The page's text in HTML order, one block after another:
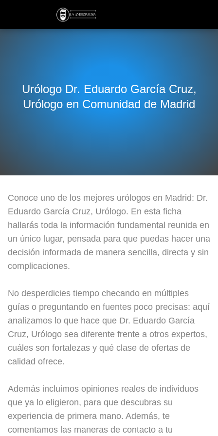
Urólogo Dr. Eduardo García Cruz,
Urólogo en Comunidad de Madrid
Conoce uno de los mejores urólogos en Madrid: Dr.
Eduardo García Cruz, Urólogo. En esta ficha
hallarás toda la información fundamental reunida en
un único lugar, pensada para que puedas hacer una
decisión informada de manera sencilla, directa y sin
complicaciones.
No desperdicies tiempo checando en múltiples
guías o preguntando en fuentes poco precisas: aquí
analizamos lo que hace que Dr. Eduardo García
Cruz, Urólogo sea diferente frente a otros expertos,
cuáles son fortalezas y qué clase de ofertas de
calidad ofrece.
Además incluimos opiniones reales de individuos
que ya lo eligieron, para que descubras su
experiencia de primera mano. Además, te
comentamos las maneras de contacto a tu